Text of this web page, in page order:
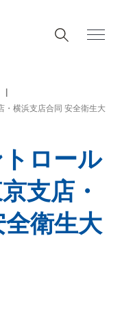
・横浜支店合同 安全衛生大
ロール
支店・
衛生大